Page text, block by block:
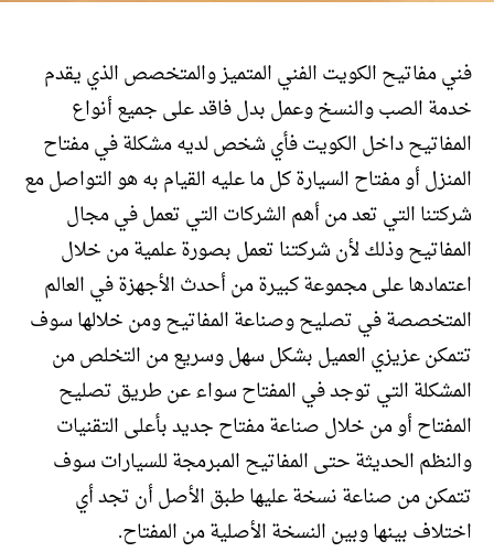
فني مفاتيح الكويت الفني المتميز والمتخصص الذي يقدم
خدمة الصب والنسخ وعمل بدل فاقد على جميع أنواع
المفاتيح داخل الكويت فأي شخص لديه مشكلة في مفتاح
المنزل أو مفتاح السيارة كل ما عليه القيام به هو التواصل مع
شركتنا التي تعد من أهم الشركات التي تعمل في مجال
المفاتيح وذلك لأن شركتنا تعمل بصورة علمية من خلال
اعتمادها على مجموعة كبيرة من أحدث الأجهزة في العالم
المتخصصة في تصليح وصناعة المفاتيح ومن خلالها سوف
تتمكن عزيزي العميل بشكل سهل وسريع من التخلص من
المشكلة التي توجد في المفتاح سواء عن طريق تصليح
المفتاح أو من خلال صناعة مفتاح جديد بأعلى التقنيات
والنظم الحديثة حتى المفاتيح المبرمجة للسيارات سوف
تتمكن من صناعة نسخة عليها طبق الأصل أن تجد أي
اختلاف بينها وبين النسخة الأصلية من المفتاح.